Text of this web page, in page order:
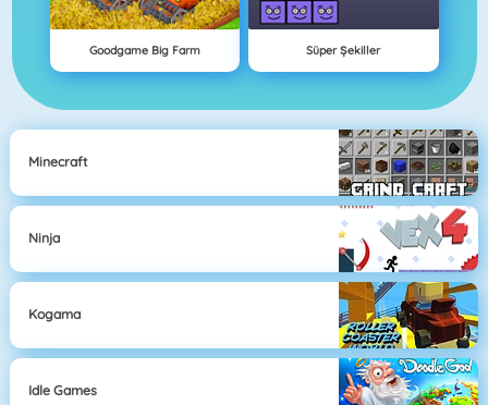
Goodgame Big Farm Süper Şekiller
Minecraft
Ninja
Kogama
Idle Games